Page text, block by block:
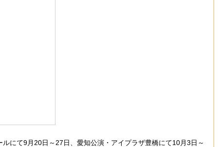
にて9月20日～27日、愛知公演・アイプラザ豊橋にて10月3日～